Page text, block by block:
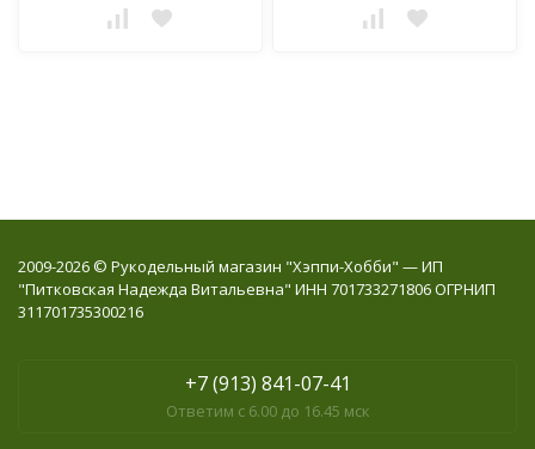
2009-2026 © Рукодельный магазин "Хэппи-Хобби" — ИП
"Питковская Надежда Витальевна" ИНН 701733271806 ОГРНИП
311701735300216
+7 (913) 841-07-41
Ответим с 6.00 до 16.45 мск